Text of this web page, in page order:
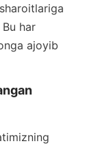
har
ajoyib